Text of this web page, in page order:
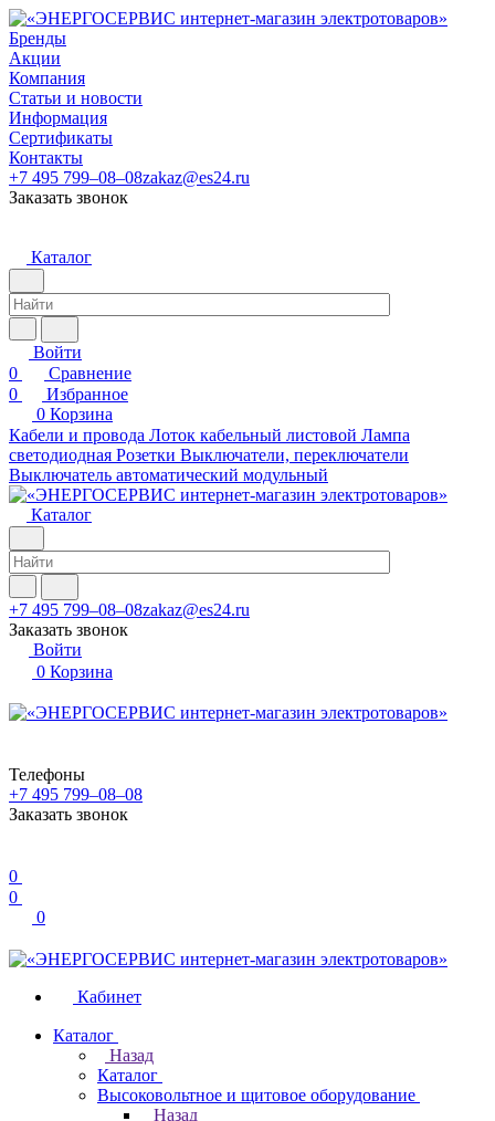
Бренды
Акции
Компания
Статьи и новости
Информация
Сертификаты
Контакты
+7 495 799–08–08zakaz@es24.ru
Заказать звонок
Каталог
Войти
0
Сравнение
0
Избранное
0 Корзина
Кабели и провода Лоток кабельный листовой Лампа
светодиодная Розетки Выключатели, переключатели
Выключатель автоматический модульный
Каталог
+7 495 799–08–08zakaz@es24.ru
Заказать звонок
Войти
0 Корзина
Телефоны
+7 495 799–08–08
Заказать звонок
0
0
0
Кабинет
Каталог
Назад
Каталог
Высоковольтное и щитовое оборудование
Назад